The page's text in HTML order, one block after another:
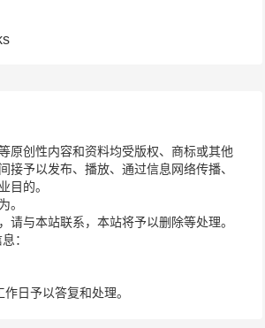
原创性内容和资料均受版权、商标或其他
予以发布、播放、通过信息网络传播、
目的。
。
与本站联系，本站将予以删除等处理。
：
日予以答复和处理。